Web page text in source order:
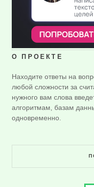
О ПРОЕКТЕ
Находите ответы на
любой сложности за
нужного вам слова
алгоритмам, базам
одновременно.